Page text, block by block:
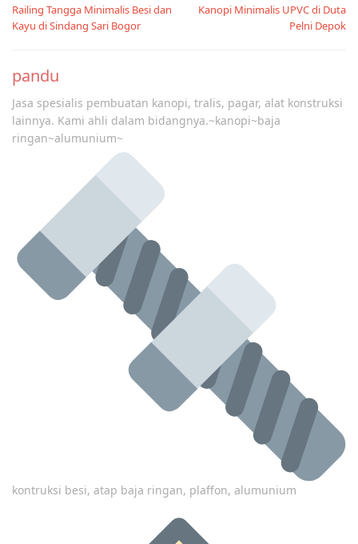
navigation
Railing Tangga Minimalis Besi dan
Kayu di Sindang Sari Bogor
Kanopi Minimalis UPVC di Duta
Pelni Depok
pandu
Jasa spesialis pembuatan kanopi, tralis, pagar, alat konstruksi
lainnya. Kami ahli dalam bidangnya.~kanopi~baja
ringan~alumunium~
kontruksi besi, atap baja ringan, plaffon, alumunium